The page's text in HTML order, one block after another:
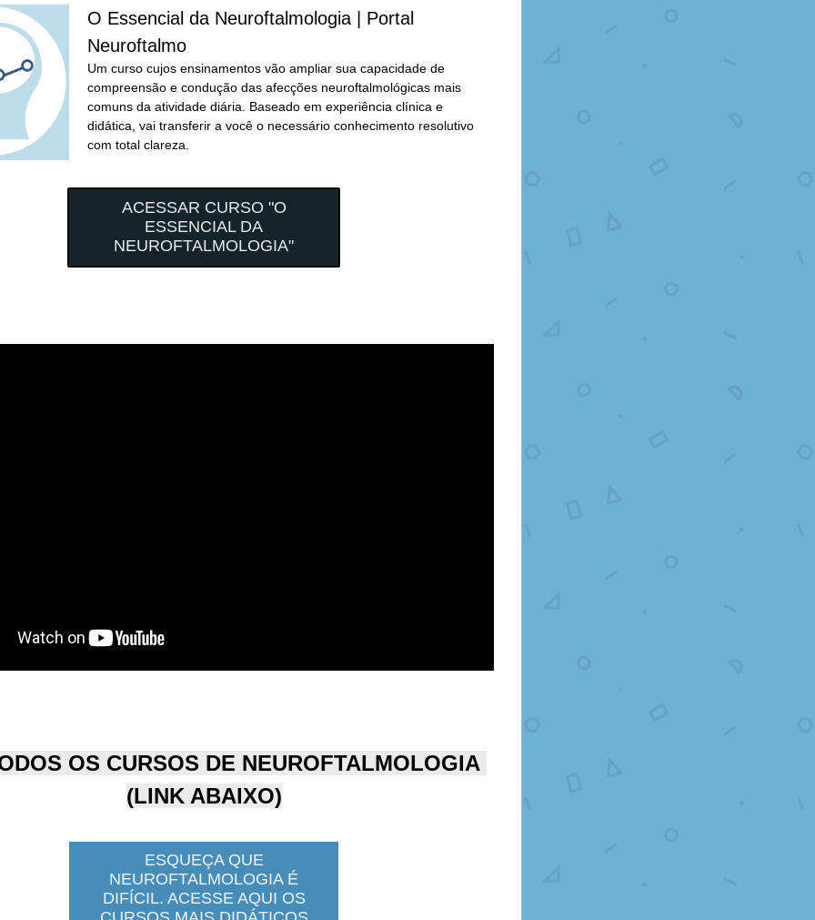
O Essencial da Neuroftalmologia | Portal
Neuroftalmo
Um curso cujos ensinamentos vão ampliar sua capacidade de
compreensão e condução das afecções neuroftalmológicas mais
comuns da atividade diária. Baseado em experiência clínica e
didática, vai transferir a você o necessário conhecimento resolutivo
com total clareza.
ACESSAR CURSO "O
ESSENCIAL DA
NEUROFTALMOLOGIA"
OS CURSOS DE NEUROFTALMOLOGIA
(LINK ABAIXO)
ESQUEÇA QUE
NEUROFTALMOLOGIA É
DIFÍCIL. ACESSE AQUI OS